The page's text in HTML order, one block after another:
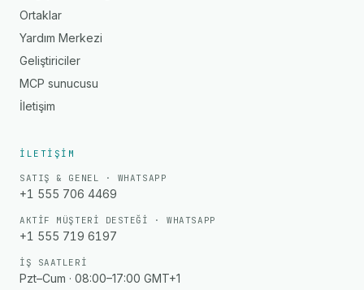
Ortaklar
Yardım Merkezi
Geliştiriciler
MCP sunucusu
İletişim
İLETIŞIM
SATIŞ & GENEL · WHATSAPP
+1 555 706 4469
AKTIF MÜŞTERI DESTEĞI · WHATSAPP
+1 555 719 6197
İŞ SAATLERI
Pzt–Cum · 08:00–17:00 GMT+1